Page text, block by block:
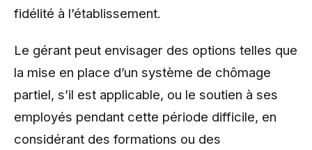
fidélité à l’établissement.
Le gérant peut envisager des options telles que
la mise en place d’un système de chômage
partiel, s’il est applicable, ou le soutien à ses
employés pendant cette période difficile, en
considérant des formations ou des